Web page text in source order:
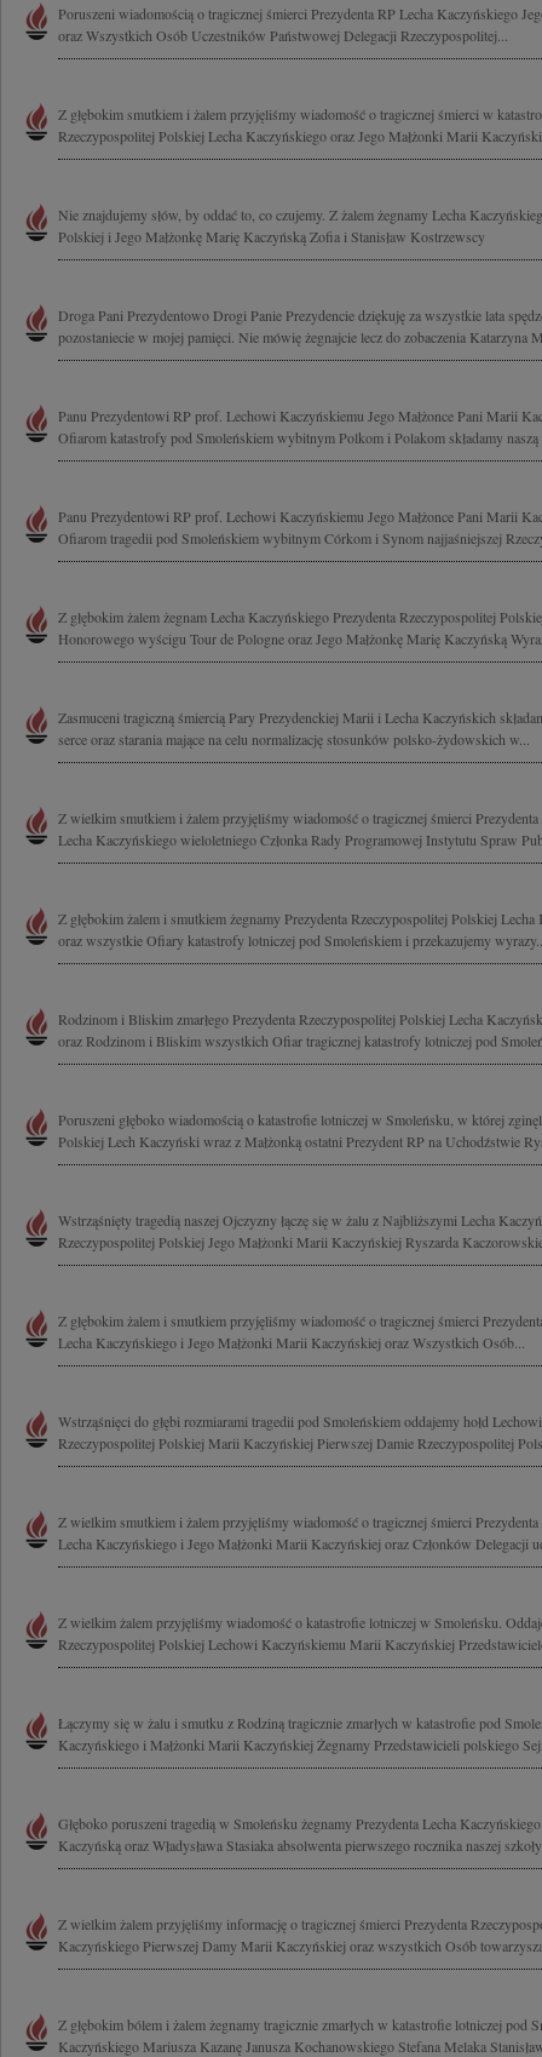
Poruszeni wiadomością o tragicznej śmierci Prezydenta RP Lecha Kaczyńskiego
oraz Wszystkich Osób Uczestników Państwowej Delegacji Rzeczypospolitej...
Z głębokim smutkiem i żalem przyjęliśmy wiadomość o tragicznej śmierci w
Rzeczypospolitej Polskiej Lecha Kaczyńskiego oraz Jego Małżonki Marii
Nie znajdujemy słów, by oddać to, co czujemy. Z żalem żegnamy Lecha
Polskiej i Jego Małżonkę Marię Kaczyńską Zofia i Stanisław Kostrzewscy
Droga Pani Prezydentowo Drogi Panie Prezydencie dziękuję za wszystkie lata
pozostaniecie w mojej pamięci. Nie mówię żegnajcie lecz do zobaczenia Katarzyna
Panu Prezydentowi RP prof. Lechowi Kaczyńskiemu Jego Małżonce Pani Marii
Ofiarom katastrofy pod Smoleńskiem wybitnym Polkom i Polakom składamy
Panu Prezydentowi RP prof. Lechowi Kaczyńskiemu Jego Małżonce Pani Marii
Ofiarom tragedii pod Smoleńskiem wybitnym Córkom i Synom najjaśniejszej
Z głębokim żalem żegnam Lecha Kaczyńskiego Prezydenta Rzeczypospolitej
Honorowego wyścigu Tour de Pologne oraz Jego Małżonkę Marię Kaczyńską
Zasmuceni tragiczną śmiercią Pary Prezydenckiej Marii i Lecha Kaczyńskich
serce oraz starania mające na celu normalizację stosunków polsko-żydowskich w...
Z wielkim smutkiem i żalem przyjęliśmy wiadomość o tragicznej śmierci
Lecha Kaczyńskiego wieloletniego Członka Rady Programowej Instytutu Spraw
Z głębokim żalem i smutkiem żegnamy Prezydenta Rzeczypospolitej Polskiej Lecha
oraz wszystkie Ofiary katastrofy lotniczej pod Smoleńskiem i przekazujemy
Rodzinom i Bliskim zmarłego Prezydenta Rzeczypospolitej Polskiej Lecha
oraz Rodzinom i Bliskim wszystkich Ofiar tragicznej katastrofy lotniczej pod
Poruszeni głęboko wiadomością o katastrofie lotniczej w Smoleńsku, w której
Polskiej Lech Kaczyński wraz z Małżonką ostatni Prezydent RP na Uchodźstwie
Wstrząśnięty tragedią naszej Ojczyzny łączę się w żalu z Najbliższymi Lecha
Rzeczypospolitej Polskiej Jego Małżonki Marii Kaczyńskiej Ryszarda
Z głębokim żalem i smutkiem przyjęliśmy wiadomość o tragicznej śmierci
Lecha Kaczyńskiego i Jego Małżonki Marii Kaczyńskiej oraz Wszystkich Osób...
Wstrząśnięci do głębi rozmiarami tragedii pod Smoleńskiem oddajemy hołd
Rzeczypospolitej Polskiej Marii Kaczyńskiej Pierwszej Damie Rzeczypospolitej
Z wielkim smutkiem i żalem przyjęliśmy wiadomość o tragicznej śmierci
Lecha Kaczyńskiego i Jego Małżonki Marii Kaczyńskiej oraz Członków Delegacji
Z wielkim żalem przyjęliśmy wiadomość o katastrofie lotniczej w Smoleńsku.
Rzeczypospolitej Polskiej Lechowi Kaczyńskiemu Marii Kaczyńskiej
Łączymy się w żalu i smutku z Rodziną tragicznie zmarłych w katastrofie pod
Kaczyńskiego i Małżonki Marii Kaczyńskiej Żegnamy Przedstawicieli polskiego
Głęboko poruszeni tragedią w Smoleńsku żegnamy Prezydenta Lecha
Kaczyńską oraz Władysława Stasiaka absolwenta pierwszego rocznika naszej
Z wielkim żalem przyjęliśmy informację o tragicznej śmierci Prezydenta
Kaczyńskiego Pierwszej Damy Marii Kaczyńskiej oraz wszystkich Osób
Z głębokim bólem i żalem żegnamy tragicznie zmarłych w katastrofie lotniczej pod
Kaczyńskiego Mariusza Kazanę Janusza Kochanowskiego Stefana Melaka